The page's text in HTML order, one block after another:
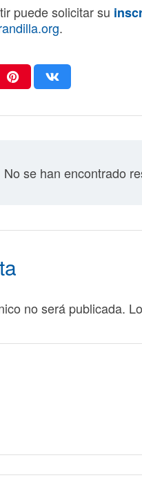
puede solicitar su
.
No se han encontrado
no será publicada.